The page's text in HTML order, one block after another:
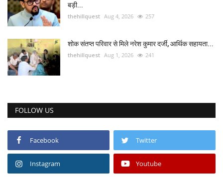
बड़ी...
thehillquest Aug 4, 2026 257
शोक संतप्त परिवार से मिले नरेश कुमार दर्जी, आर्थिक सहायता...
thehillquest Aug 1, 2026 241
FOLLOW US
Facebook Twitter
Instagram Youtube